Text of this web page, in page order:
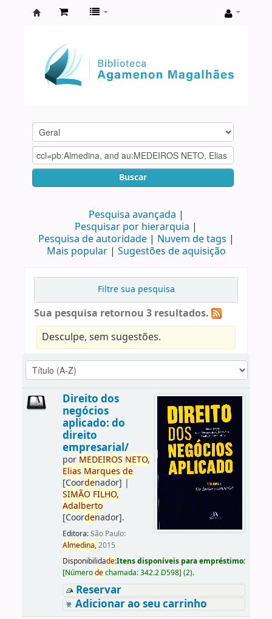
Agamenon
Magalhães
Buscar
Pesquisa avançada
Pesquisar por hierarquia
Pesquisa de autoridade
Nuvem de tags
Mais popular
Sugestões de aquisição
Filtre sua pesquisa
Sua pesquisa retornou 3 resultados.
Desculpe, sem sugestões.
Direito dos
negócios
aplicado: do
direito
empresarial/
por MEDEIROS NETO,
Elias Marques de
[Coordenador] |
SIMÃO FILHO,
Adalberto
[Coordenador].
Editora:São Paulo:
Almedina,2015
Disponibilidade:Itens disponíveis para empréstimo:
[Númerodechamada:342.2 D598] (2).
Reservar
Adicionar ao seu carrinho